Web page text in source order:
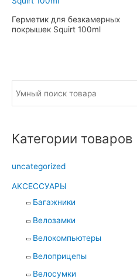
Герметик для безкамерных
покрышек Squirt 100ml
Категории товаров
uncategorized
АКСЕССУАРЫ
Багажники
Велозамки
Велокомпьютеры
Велоприцепы
Велосумки